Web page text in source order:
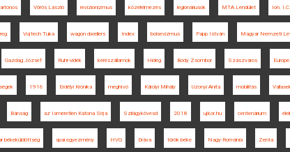
Vörös László revizionizmus közélelmezés legionáriusok MTA Lendület Ion.
Vojtech Tuka wagon dwellers Index bolsevizmus Papp István Magyar Nemzeti
Gazdag József Ruhr-vidék kérészállamok Hideg Bódy Zsombor Szászváros
1916 Erdélyi Krónika meghívó Károlyi Mihály Uzonyi Anita mobilitás
Bánság az Ismeretlen Katona Sírja Szilágykövesd 2018 ujkor.hu centenárium
békeküldöttség spai egyezmény HVG Dráva török béke Nagy-Románia Zenta